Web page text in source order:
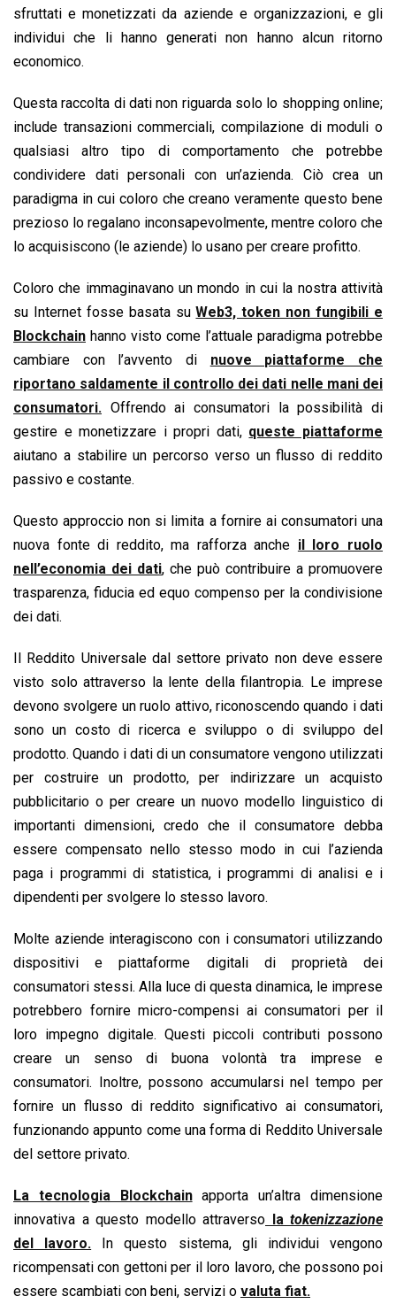
sfruttati e monetizzati da aziende e organizzazioni, e gli
individui che li hanno generati non hanno alcun ritorno
economico.
Questa raccolta di dati non riguarda solo lo shopping online;
include transazioni commerciali, compilazione di moduli o
qualsiasi altro tipo di comportamento che potrebbe
condividere dati personali con un’azienda. Ciò crea un
paradigma in cui coloro che creano veramente questo bene
prezioso lo regalano inconsapevolmente, mentre coloro che
lo acquisiscono (le aziende) lo usano per creare profitto.
Coloro che immaginavano un mondo in cui la nostra attività
su Internet fosse basata suWeb3, token non fungibili e
Blockchain hanno visto come l’attuale paradigma potrebbe
cambiare con l’avvento di nuove piattaforme che
riportano saldamente il controllo dei dati nelle mani dei
consumatori. Offrendo ai consumatori la possibilità di
gestire e monetizzare i propri dati, queste piattaforme
aiutano a stabilire un percorso verso un flusso di reddito
passivo e costante.
Questo approccio non si limita a fornire ai consumatori una
nuova fonte di reddito, ma rafforza anche il loro ruolo
nell’economia dei dati, che può contribuire a promuovere
trasparenza, fiducia ed equo compenso per la condivisione
dei dati.
Il Reddito Universale dal settore privato non deve essere
visto solo attraverso la lente della filantropia. Le imprese
devono svolgere un ruolo attivo, riconoscendo quando i dati
sono un costo di ricerca e sviluppo o di sviluppo del
prodotto. Quando i dati di un consumatore vengono utilizzati
per costruire un prodotto, per indirizzare un acquisto
pubblicitario o per creare un nuovo modello linguistico di
importanti dimensioni, credo che il consumatore debba
essere compensato nello stesso modo in cui l’azienda
paga i programmi di statistica, i programmi di analisi e i
dipendenti per svolgere lo stesso lavoro.
Molte aziende interagiscono con i consumatori utilizzando
dispositivi e piattaforme digitali di proprietà dei
consumatori stessi. Alla luce di questa dinamica, le imprese
potrebbero fornire micro-compensi ai consumatori per il
loro impegno digitale. Questi piccoli contributi possono
creare un senso di buona volontà tra imprese e
consumatori. Inoltre, possono accumularsi nel tempo per
fornire un flusso di reddito significativo ai consumatori,
funzionando appunto come una forma di Reddito Universale
del settore privato.
La tecnologia Blockchainapporta un’altra dimensione
innovativa a questo modello attraverso la tokenizzazione
del lavoro. In questo sistema, gli individui vengono
ricompensati con gettoni per il loro lavoro, che possono poi
essere scambiati con beni, servizi o valuta fiat.